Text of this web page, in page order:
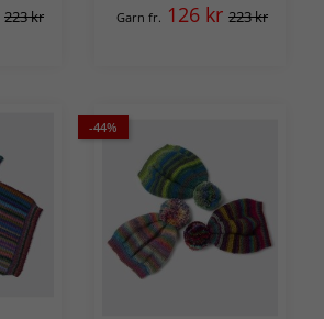
223 kr Garn fr. 126 kr 223 kr
-44%